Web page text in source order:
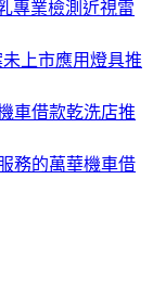
專業檢測近視雷
上市應用燈具推
車借款乾洗店推
務的萬華機車借